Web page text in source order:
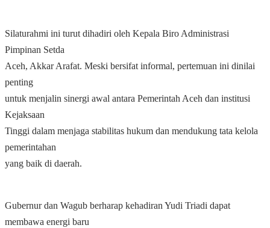
Silaturahmi ini turut dihadiri oleh Kepala Biro Administrasi
Pimpinan Setda
Aceh, Akkar Arafat. Meski bersifat informal, pertemuan ini dinilai
penting
untuk menjalin sinergi awal antara Pemerintah Aceh dan institusi
Kejaksaan
Tinggi dalam menjaga stabilitas hukum dan mendukung tata kelola
pemerintahan
yang baik di daerah.
Gubernur dan Wagub berharap kehadiran Yudi Triadi dapat
membawa energi baru